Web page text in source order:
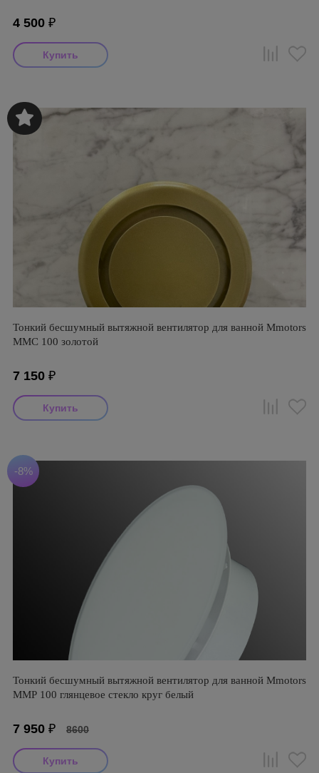
4 500 ₽
Тонкий бесшумный вытяжной вентилятор для ванной Mmotors
ММC 100 золотой
7 150 ₽
-8%
Тонкий бесшумный вытяжной вентилятор для ванной Mmotors
ММР 100 глянцевое стекло круг белый
7 950 ₽ 8600